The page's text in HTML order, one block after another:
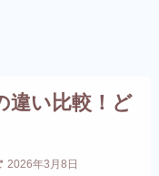
違い比較！ど
2026年3月8日